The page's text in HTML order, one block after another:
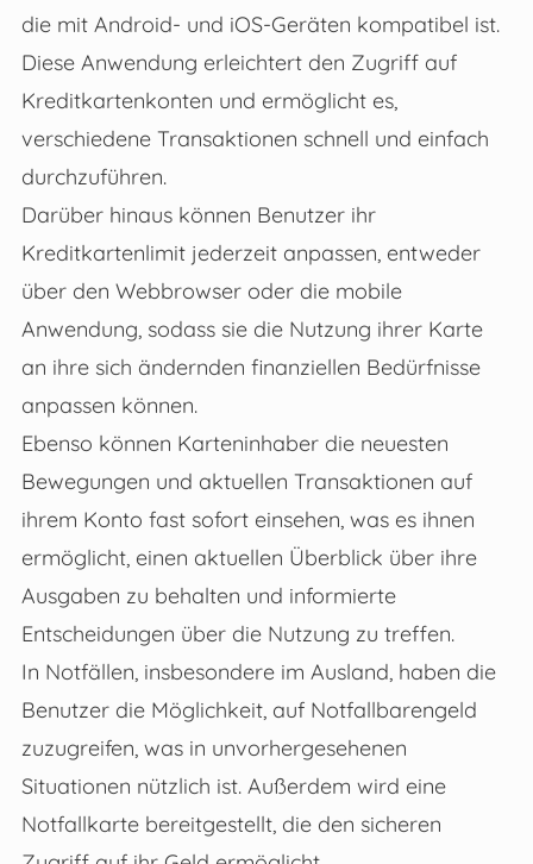
die mit Android- und iOS-Geräten kompatibel ist.
Diese Anwendung erleichtert den Zugriff auf
Kreditkartenkonten und ermöglicht es,
verschiedene Transaktionen schnell und einfach
durchzuführen.
Darüber hinaus können Benutzer ihr
Kreditkartenlimit jederzeit anpassen, entweder
über den Webbrowser oder die mobile
Anwendung, sodass sie die Nutzung ihrer Karte
an ihre sich ändernden finanziellen Bedürfnisse
anpassen können.
Ebenso können Karteninhaber die neuesten
Bewegungen und aktuellen Transaktionen auf
ihrem Konto fast sofort einsehen, was es ihnen
ermöglicht, einen aktuellen Überblick über ihre
Ausgaben zu behalten und informierte
Entscheidungen über die Nutzung zu treffen.
In Notfällen, insbesondere im Ausland, haben die
Benutzer die Möglichkeit, auf Notfallbarengeld
zuzugreifen, was in unvorhergesehenen
Situationen nützlich ist. Außerdem wird eine
Notfallkarte bereitgestellt, die den sicheren